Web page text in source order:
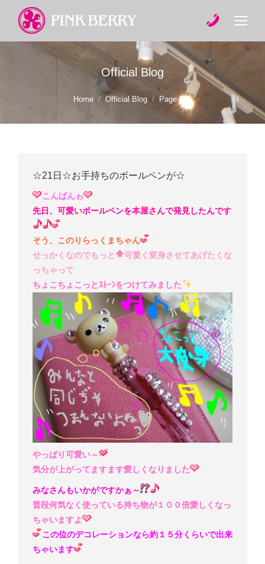
Official Blog
Home Official Blog Page 576
☆21日☆お手持ちのボールペンが☆
こんばんゎ
先日、可愛いボールペンを本屋さんで発見したんです
そう、このりらっくまちゃん
せっかくなのでもっと
可愛く変身させてあげたくな
っちゃって
ちょこちょこっとｽﾄｰﾝをつけてみました
やっぱり可愛い～
気分が上がってますます愛しくなりました
みなさんもいかがですかぁ～
普段何気なく使っている持ち物が１００倍愛しくなっ
ちゃいますよ
この位のデコレーションなら約１５分くらいで出来
ちゃいます